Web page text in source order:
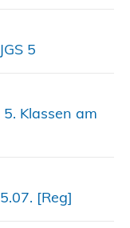
5
Klassen am
[Reg]